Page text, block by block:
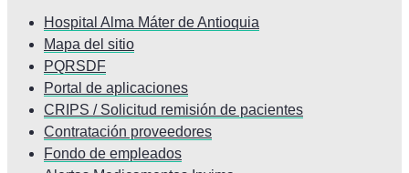
Hospital Alma Máter de Antioquia
Mapa del sitio
PQRSDF
Portal de aplicaciones
CRIPS / Solicitud remisión de pacientes
Contratación proveedores
Fondo de empleados